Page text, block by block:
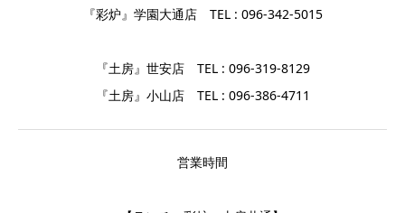
『彩炉』学園大通店 TEL : 096-342-5015
『土房』世安店 TEL : 096-319-8129
『土房』小山店 TEL : 096-386-4711
営業時間